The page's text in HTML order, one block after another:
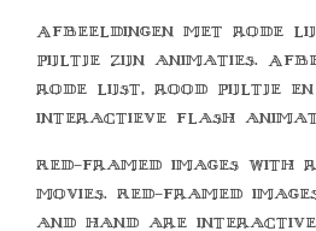
Afbeeldingen met rode
pijltje zijn animaties.
rode lijst, rood pijltje en
interactieve flash
Red-framed images
movies. Red-framed
and hand are interactive